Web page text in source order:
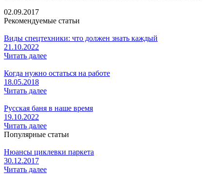
02.09.2017
Рекомендуемые статьи
Виды спецтехники: что должен знать каждый
21.10.2022
Читать далее
Когда нужно остаться на работе
18.05.2018
Читать далее
Русская баня в наше время
19.10.2022
Читать далее
Популярные статьи
Нюансы циклевки паркета
30.12.2017
Читать далее